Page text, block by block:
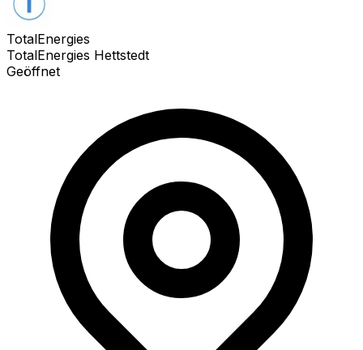
TotalEnergies
TotalEnergies Hettstedt
Geöffnet